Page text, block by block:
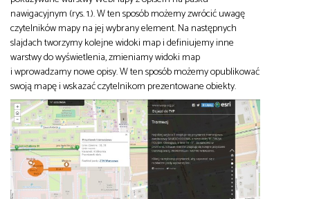
nawigacyjnym (rys. 1.). W ten sposób możemy zwrócić uwagę
czytelników mapy na jej wybrany element. Na następnych
slajdach tworzymy kolejne widoki map i definiujemy inne
warstwy do wyświetlenia, zmieniamy widoki map
i wprowadzamy nowe opisy. W ten sposób możemy opublikować
swoją mapę i wskazać czytelnikom prezentowane obiekty.